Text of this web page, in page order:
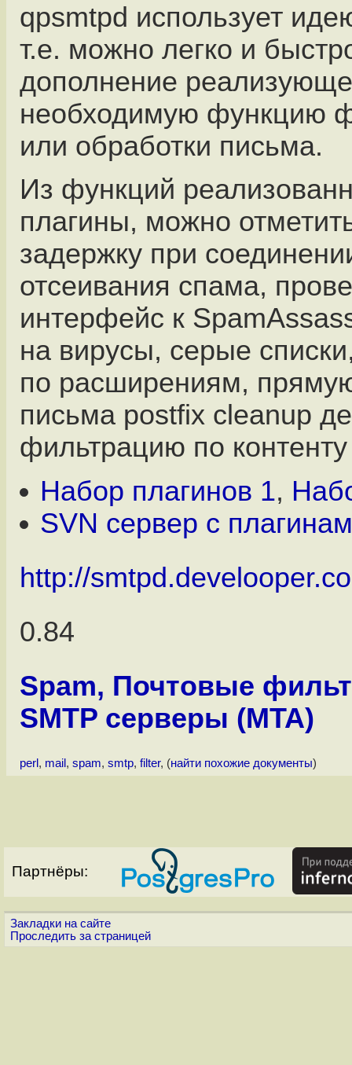
qpsmtpd использует
т.е. можно легко и
дополнение
необходимую функцию
или обработки письма.
Из функций
плагины, можно
задержку при
отсеивания спама,
интерфейс к
на вирусы, серые
по расширениям,
письма postfix cleanup
фильтрацию по контенту
Набор плагинов 1,
SVN сервер с
http://
0.84
Spam, Почтовые
SMTP серверы (MTA)
perl , mail , spam, smtp, filter, (найти похожие документы)
Партнёры:
Закладки на сайте
Проследить за страницей